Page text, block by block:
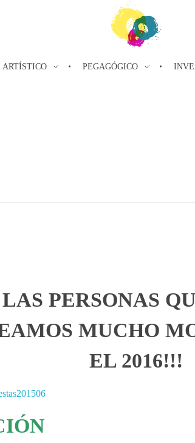
ARTÍSTICO PEGAGÓGICO
PERSONAS
MUCHO
EL 2016!!!